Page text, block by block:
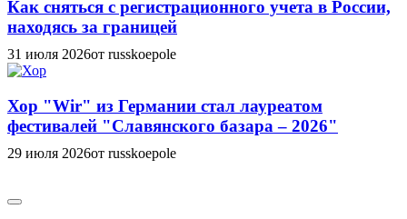
Как сняться с регистрационного учета в России,
находясь за границей
31 июля 2026от russkoepole
Хор "Wir" из Германии стал лауреатом
фестивалей "Славянского базара – 2026"
29 июля 2026от russkoepole